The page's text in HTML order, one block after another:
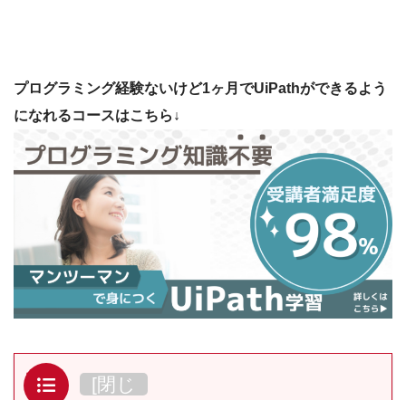
プログラミング経験ないけど1ヶ月でUiPathができるよう
になれるコースはこちら↓
目次 [閉じ